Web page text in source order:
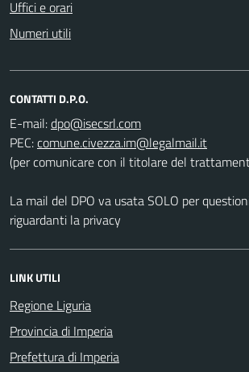
Uffici e orari
Numeri utili
CONTATTI D.P.O.
E-mail:
PEC:
(per comunicare con il titolare del
La mail del DPO va usata SOLO per
riguardanti la privacy
LINK UTILI
Regione Liguria
Provincia di Imperia
Prefettura di Imperia